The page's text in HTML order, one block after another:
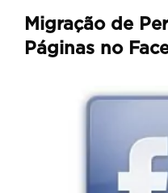
Migração de
Páginas no